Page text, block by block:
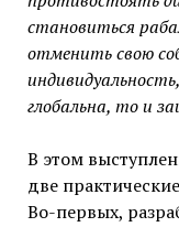
становиться
отменить свою
глобальна, то и
В этом
две
Во-первых,